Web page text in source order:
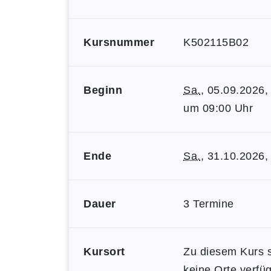
Kursnummer K502115B02
Beginn Sa., 05.09.2026,
um 09:00 Uhr
Ende Sa.,
Dauer 3 Termine
Kursort
Zu diesem Kurs